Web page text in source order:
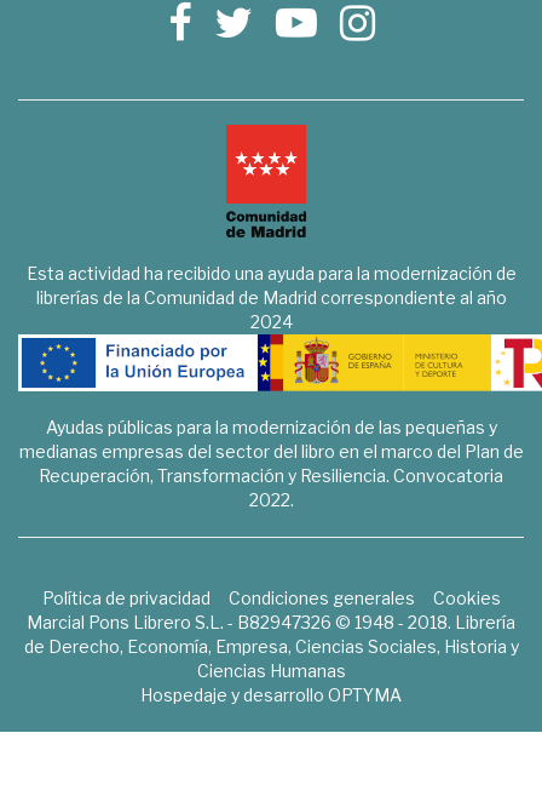
Esta actividad ha recibido una ayuda para la modernización de
librerías de la Comunidad de Madrid correspondiente al año
2024
Ayudas públicas para la modernización de las pequeñas y
medianas empresas del sector del libro en el marco del Plan de
Recuperación, Transformación y Resiliencia. Convocatoria
2022.
Política de privacidad Condiciones generales
Cookies
Marcial Pons Librero S.L. - B82947326 © 1948 - 2018. Librería
de Derecho, Economía, Empresa, Ciencias Sociales, Historia y
Ciencias Humanas
Hospedaje y desarrollo OPTYMA